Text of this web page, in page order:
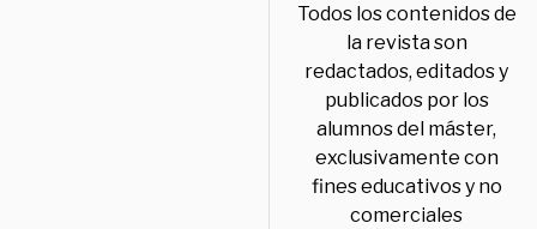
Todos los contenidos de
la revista son
redactados, editados y
publicados por los
alumnos del máster,
exclusivamente con
fines educativos y no
comerciales